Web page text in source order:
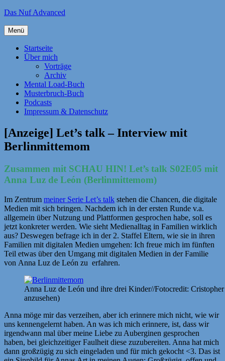
Zum
springen
Das Nuf Advanced
Menü
Startseite
Über mich
Vorträge
Archiv
Mental Load-Buch
Musterbruch-Buch
Podcasts
Impressum & Datenschutz
[Anzeige] Let’s talk – Interview mit
Berlinmittemom
Zusammen mit SCHAU HIN! Let’s talk S02E05 mit
Anna Luz de León (Berlinmittemom)
Im Zentrum meiner Serie Let’s talk stehen die Chancen, die digitale
Medien mit sich bringen. Nachdem ich in der ersten Runde v.a.
allgemein über Nutzung und Plattformen gesprochen habe, soll es
jetzt konkreter werden. Wie sieht Medienalltag in Familien wirklich
aus? Deswegen befrage ich in der 2. Staffel Eltern, wie sie in ihren
Familien mit digitalen Medien umgehen: Ich freue mich im fünften
Teil etwas über den Umgang mit digitalen Medien in der Familie
von Anna Luz de León zu erfahren.
Anna Luz de León und ihre drei Kinder//Fotocredit:
anzusehen)
Anna möge mir das verzeihen, aber ich erinnere mich nicht, wie wir
uns kennengelernt haben. An was ich mich erinnere, ist, dass wir
irgendwann mal über meine Liebe zu Auberginen gesprochen
haben, bei gleichzeitiger Faulheit diese zuzubereiten. Anna hat mich
dann großzügig zu sich eingeladen und für mich gekocht <3. Das ist